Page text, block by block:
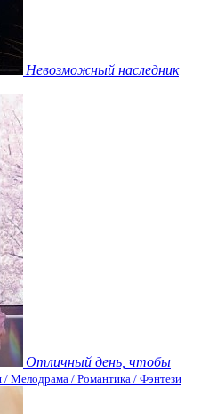
Невозможный наследник
Отличный день, чтобы
Мелодрама / Романтика / Фэнтези